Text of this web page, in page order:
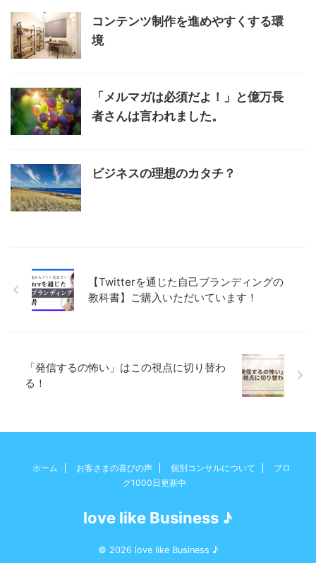
コンテンツ制作を進めやすくする環
境
「メルマガは必須だよ！」と億万長
者さんは言われました。
ビジネスの理想のカタチ？
【Twitterを通じた自己ブランディングの
教科書】ご購入いただいています！
「発信するの怖い」はこの視点に切り替わ
る！
ホーム お客さまの喜びの声 個別コンサルについて
ブロ
グ1000日更新中
love like Business ♪
© 2026 love like Business ♪